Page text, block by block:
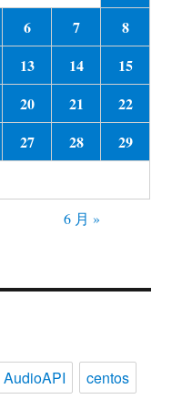
6 7
8
13 14
15
20 21
22
27 28
29
6 月 »
AudioAPI
centos